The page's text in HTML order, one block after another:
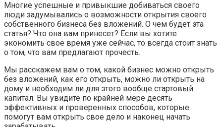
Многие успешные и привыкшие добиваться своего
люди задумывались о возможности открытия своего
собственного бизнеса без вложений. О чем будет эта
статья? Что она вам принесет? Если вы хотите
экономить свое время уже сейчас, то всегда стоит знать
о том, что вам предлагают прочесть.
Мы расскажем вам о том, какой бизнес можно открыть
без вложений, как его открыть, можно ли открыть на
дому и необходим ли для этого вообще стартовый
капитал. Вы увидите по крайней мере десять
эффективных и проверенных способов, которые
помогут вам открыть свое дело и наконец начать